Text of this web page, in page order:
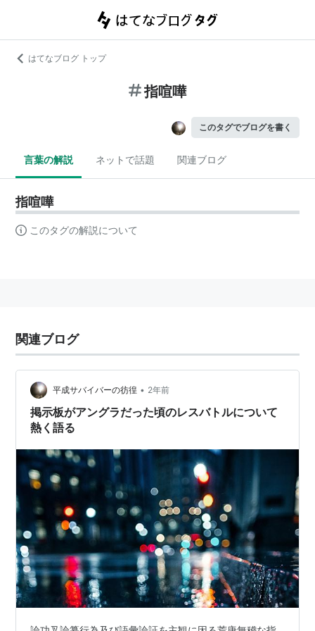
はてなブログ トップ
指喧嘩
このタグでブログを書く
言葉の解説 ネットで話題 関連ブログ
指喧嘩
このタグの解説について
関連ブログ
平成サバイバーの彷徨 • 2年前
掲示板がアングラだった頃のレスバトルについて
熱く語る